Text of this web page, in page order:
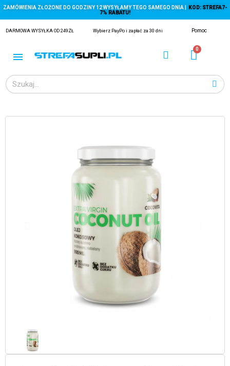
ZAMÓWIENIA ZŁOŻONE DO GODZINY 12 WYSYŁAMY TEGO SAMEGO DNIA |
KOD: STREFA7-
7% RABATU!
DARMOWA WYSYŁKA OD 249ZŁ Wybierz PayPo i zapłać za 30 dni Pomoc